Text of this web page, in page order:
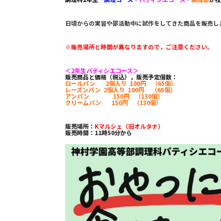
日頃からの実習や部活動中に試作をしてきた商品を販売し
※販売場所と時間が異なりますので，ご注意ください。
＜2年生パティシエコース＞
販売商品と価格（税込），販売予定個数：
ロールパン 2個入り 100円 （65個）
レーズンパン 2個入り 100円 （65個）
アンパン 150円 （130個）
クリームパン 150円 （130個）
販売場所： Kマルシェ（旧オルタナ）
販売時間：11時50分から